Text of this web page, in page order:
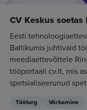
CV Keskus
Eesti
Baltikumis juhtivaid
meediaettevõttele
tööportaali cv.lt, mis
spetsialiseerunud
Tööturg Värbamine